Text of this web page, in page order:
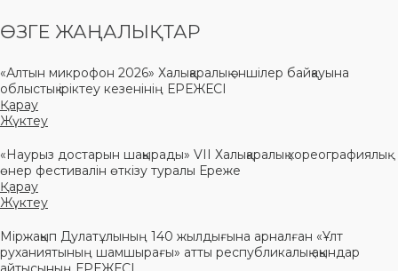
ӨЗГЕ ЖАҢАЛЫҚТАР
«Алтын микрофон 2026» Халықаралық әншілер байқауына
облыстық іріктеу кезенінің ЕРЕЖЕСІ
Қарау
Жүктеу
«Наурыз достарын шақырады» VII Халықаралық хореографиялық
өнер фестивалін өткізу туралы Ереже
Қарау
Жүктеу
Міржақып Дулатұлының 140 жылдығына арналған «Ұлт
руханиятының шамшырағы» атты республикалық ақындар